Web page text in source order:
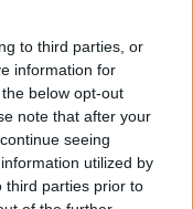
to third parties, or
information for
below opt-out
note that after your
seeing
utilized by
third parties prior to
lucru”, a
o serie de
luni de